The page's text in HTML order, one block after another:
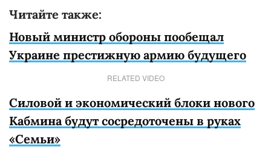
Читайте также:
Новый министр обороны пообещал
Украине престижную армию будущего
RELATED VIDEO
Силовой и экономический блоки нового
Кабмина будут сосредоточены в руках
«Семьи»